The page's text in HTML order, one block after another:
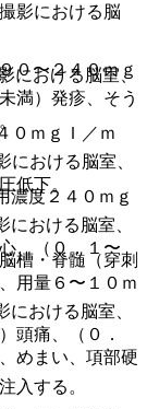
影における脳
における脳室、
満）発疹、そう
おける脳室、
低下。
おける脳室、
、（０．１〜
おける脳室、
頭痛、（０．
めまい、項部硬
０〜２４０ｍｇ
０ｍｇＩ／ｍ
度２４０ｍｇ
槽・脊髄（穿刺
用量６〜１０ｍ
入する。